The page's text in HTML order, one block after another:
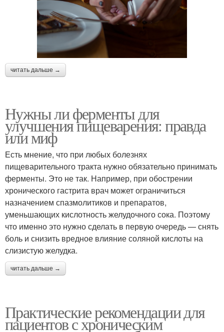
читать дальше →
Нужны ли ферменты для
улучшения пищеварения: правда
или миф
Есть мнение, что при любых болезнях
пищеварительного тракта нужно обязательно принимать
ферменты. Это не так. Например, при обострении
хронического гастрита врач может ограничиться
назначением спазмолитиков и препаратов,
уменьшающих кислотность желудочного сока. Поэтому
что именно это нужно сделать в первую очередь — снять
боль и снизить вредное влияние соляной кислоты на
слизистую желудка.
читать дальше →
Практические рекомендации для
пациентов с хроническим